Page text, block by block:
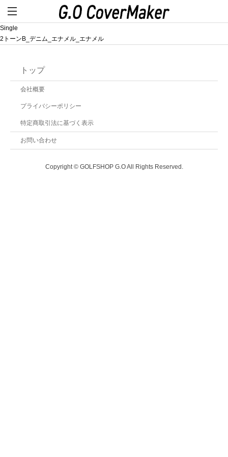
Single
2トーンB_デニム_エナメル_エナメル
トップ
会社概要
プライバシーポリシー
特定商取引法に基づく表示
お問い合わせ
Copyright © GOLFSHOP G.O All Rights Reserved.